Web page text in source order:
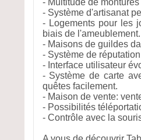
- Multitude de
- Système d'artisanat
- Logements pour les
biais de l'ameublement.
- Maisons de guildes
- Système de
- Interface utilisateur
- Système de carte
quêtes facilement.
- Maison de vente:
- Possibilités
- Contrôle avec la